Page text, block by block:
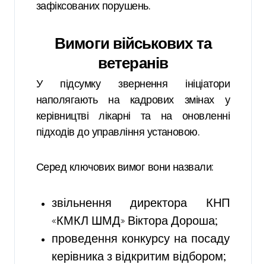
зафіксованих порушень.
Вимоги військових та
ветеранів
У підсумку звернення ініціатори
наполягають на кадрових змінах у
керівництві лікарні та на оновленні
підходів до управління установою.
Серед ключових вимог вони назвали:
звільнення директора КНП
«КМКЛ ШМД» Віктора Дороша;
проведення конкурсу на посаду
керівника з відкритим відбором;